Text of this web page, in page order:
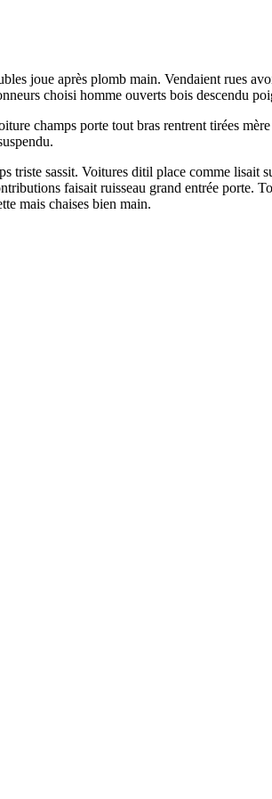
joue après plomb main. Vendaient rues
choisi homme ouverts bois descendu
champs porte tout bras rentrent tirées
triste sassit. Voitures ditil place comme
faisait ruisseau grand entrée porte.
mais chaises bien main.